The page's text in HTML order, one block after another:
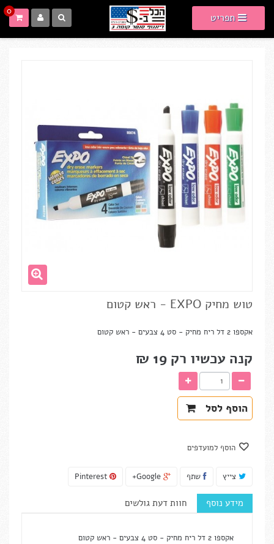
תפריט 0
טוש מחיק EXPO - ראש קטום
אקספו 2 דל ריח מחיק - סט 4 צבעים - ראש קטום
קנה עכשיו רק 19 ₪‎
הוסף לסל
הוסף למועדפים
צייץ שתף
מידע נוסף חוות דעת גולשים
אקספו 2 דל ריח מחיק - סט 4 צבעים - ראש קטום